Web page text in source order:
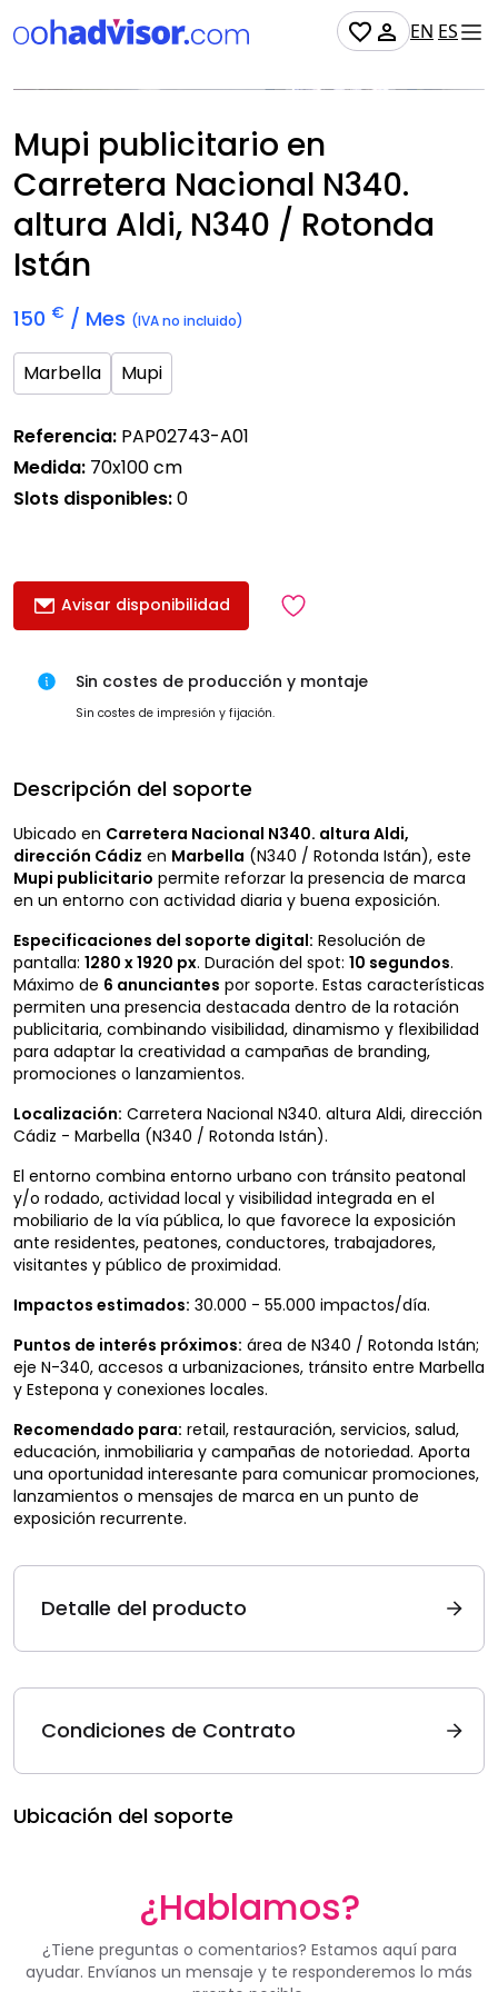
EN ES
No Disponible
Mupi publicitario en
Carretera Nacional N340.
altura Aldi, N340 / Rotonda
Istán
150 € / Mes (IVA no incluido)
Marbella Mupi
Referencia: PAP02743-A01
Medida: 70x100 cm
Slots disponibles:0
Avisar disponibilidad
Sin costes de producción y montaje
Sin costes de impresión y fijación.
Descripción del soporte
Ubicado en Carretera Nacional N340. altura Aldi,
dirección Cádiz en Marbella (N340 / Rotonda Istán), este
Mupi publicitario permite reforzar la presencia de marca
en un entorno con actividad diaria y buena exposición.
Especificaciones del soporte digital: Resolución de
pantalla: 1280 x 1920 px. Duración del spot: 10 segundos.
Máximo de 6 anunciantes por soporte. Estas características
permiten una presencia destacada dentro de la rotación
publicitaria, combinando visibilidad, dinamismo y flexibilidad
para adaptar la creatividad a campañas de branding,
promociones o lanzamientos.
Localización: Carretera Nacional N340. altura Aldi, dirección
Cádiz - Marbella (N340 / Rotonda Istán).
El entorno combina entorno urbano con tránsito peatonal
y/o rodado, actividad local y visibilidad integrada en el
mobiliario de la vía pública, lo que favorece la exposición
ante residentes, peatones, conductores, trabajadores,
visitantes y público de proximidad.
Impactos estimados: 30.000 - 55.000 impactos/día.
Puntos de interés próximos: área de N340 / Rotonda Istán;
eje N-340, accesos a urbanizaciones, tránsito entre Marbella
y Estepona y conexiones locales.
Recomendado para: retail, restauración, servicios, salud,
educación, inmobiliaria y campañas de notoriedad. Aporta
una oportunidad interesante para comunicar promociones,
lanzamientos o mensajes de marca en un punto de
exposición recurrente.
Detalle del producto
Condiciones de Contrato
Ubicación del soporte
¿Hablamos?
¿Tiene preguntas o comentarios? Estamos aquí para
ayudar. Envíanos un mensaje y te responderemos lo más